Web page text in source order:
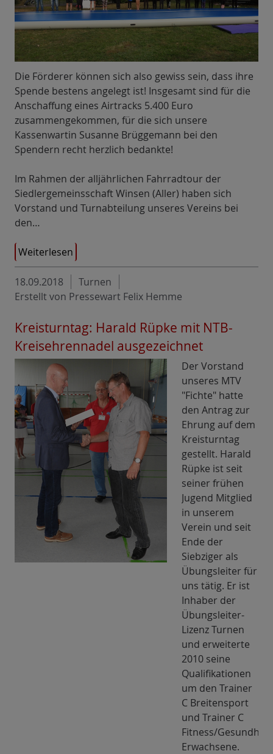
Die Förderer können sich also gewiss sein, dass ihre
Spende bestens angelegt ist! Insgesamt sind für die
Anschaffung eines Airtracks 5.400 Euro
zusammengekommen, für die sich unsere
Kassenwartin Susanne Brüggemann bei den
Spendern recht herzlich bedankte!
Im Rahmen der alljährlichen Fahrradtour der
Siedlergemeinsschaft Winsen (Aller) haben sich
Vorstand und Turnabteilung unseres Vereins bei
den…
Weiterlesen
18.09.2018
Turnen
Erstellt von Pressewart Felix Hemme
Kreisturntag: Harald Rüpke mit NTB-
Kreisehrennadel ausgezeichnet
Der Vorstand
unseres MTV
"Fichte" hatte
den Antrag zur
Ehrung auf dem
Kreisturntag
gestellt. Harald
Rüpke ist seit
seiner frühen
Jugend Mitglied
in unserem
Verein und seit
Ende der
Siebziger als
Übungsleiter für
uns tätig. Er ist
Inhaber der
Übungsleiter-
Lizenz Turnen
und erweiterte
2010 seine
Qualifikationen
um den Trainer
C Breitensport
und Trainer C
Fitness/Gesundheit
Erwachsene.